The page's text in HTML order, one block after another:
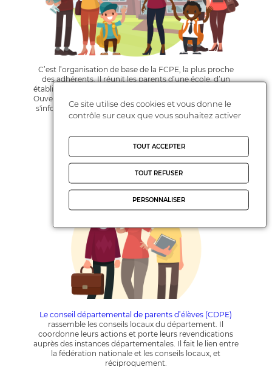
C’est l’organisation de base de la FCPE, la plus proche
des adhérents. Il réunit les parents d’une école, d’un
établissement scolaire ou d’un groupe d’établissements.
Ouvert à tous, il permet aux parents de se rencontrer, de
s'informer, d'échanger, de remplir leur rôle au sein de la
communauté éducative.
Le conseil départemental
Le conseil départemental de parents d’élèves (CDPE)
rassemble les conseils locaux du département. Il
coordonne leurs actions et porte leurs revendications
auprès des instances départementales. Il fait le lien entre
la fédération nationale et les conseils locaux, et
réciproquement.
Ce site utilise des cookies et vous donne le
contrôle sur ceux que vous souhaitez activer
TOUT ACCEPTER
TOUT REFUSER
PERSONNALISER